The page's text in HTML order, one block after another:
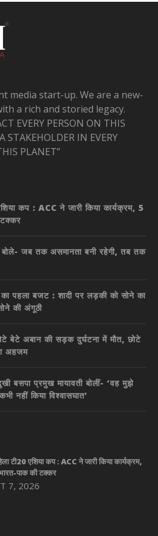
media start-up. We are a new-
a rich and storied legacy.
EVERY PERSON ON THIS
STAKEHOLDER IN EVERY
PLANET”
कप : ACC ने जारी किया कार्यक्रम, 5
टक्कर
जब तक असमानता बनी रहेगी, तब तक
पहला बजट : शादी पर लड़की को सोने का
की अंगूठी
बेटे अबान की सड़क दुर्घटना में मौत, छोटे
अहजम
बसपा प्रमुख मायावती बोलीं- ‘वह मुझे
नहीं किया विश्वासघात’
टी20 एशिया कप : ACC ने जारी किया कार्यक्रम,
पाक की टक्कर
7, 2026